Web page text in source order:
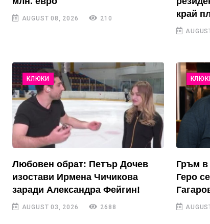
AUGUST 08, 2026 210
край
КЛЮКИ
Любовен обрат: Петър Дочев
изостави Ирмена Чичикова
заради Александра Фейгин!
AUGUST 03, 2026 2688
Гръм в
Геро